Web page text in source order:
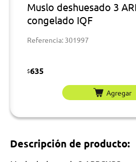
Muslo deshuesado 3
congelado IQF
Referencia: 301997
$635
Agregar
Descripción de producto: